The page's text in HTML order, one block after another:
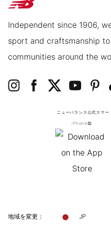
Independent since 1906,
sport and craftsmanship
communities around the
ニューバランス公式スマー
iPhone版
地域を変更： JP